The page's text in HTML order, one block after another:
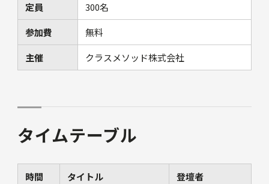
定員
300名
参加費
無料
主催
クラスメソッド株式会社
タイムテーブル
時間 タイトル
登壇者